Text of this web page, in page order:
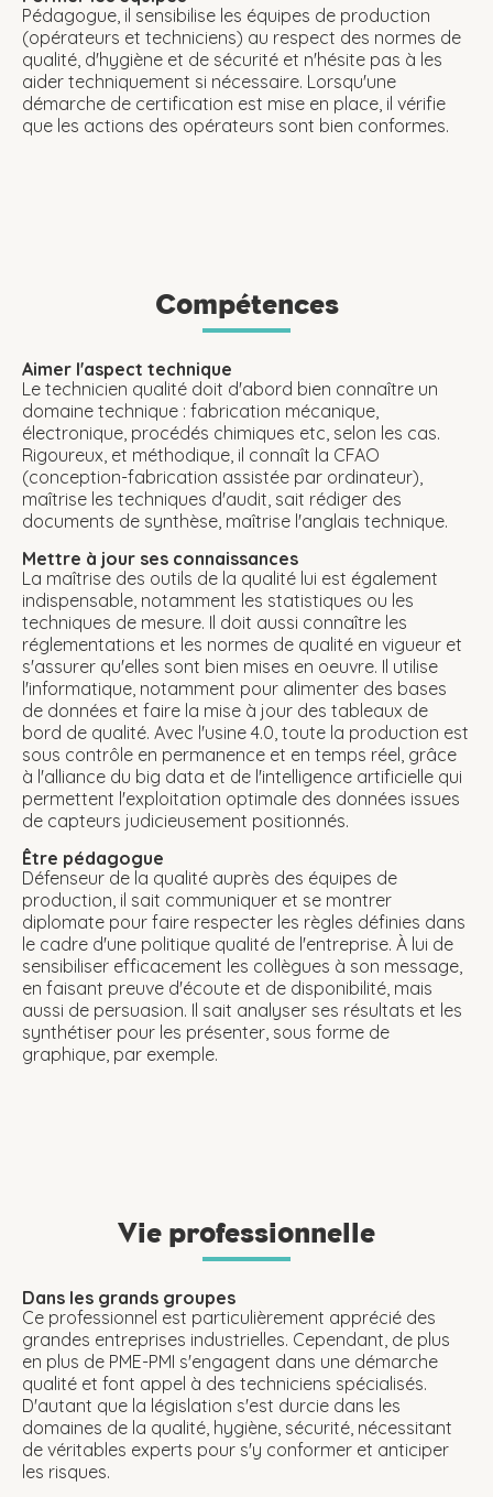
Pédagogue, il sensibilise les équipes de production
(opérateurs et techniciens) au respect des normes de
qualité, d'hygiène et de sécurité et n'hésite pas à les
aider techniquement si nécessaire. Lorsqu'une
démarche de certification est mise en place, il vérifie
que les actions des opérateurs sont bien conformes.
Compétences
Aimer l'aspect technique
Le technicien qualité doit d'abord bien connaître un
domaine technique : fabrication mécanique,
électronique, procédés chimiques etc, selon les cas.
Rigoureux, et méthodique, il connaît la CFAO
(conception-fabrication assistée par ordinateur),
maîtrise les techniques d'audit, sait rédiger des
documents de synthèse, maîtrise l'anglais technique.
Mettre à jour ses connaissances
La maîtrise des outils de la qualité lui est également
indispensable, notamment les statistiques ou les
techniques de mesure. Il doit aussi connaître les
réglementations et les normes de qualité en vigueur et
s'assurer qu'elles sont bien mises en oeuvre. Il utilise
l'informatique, notamment pour alimenter des bases
de données et faire la mise à jour des tableaux de
bord de qualité. Avec l'usine 4.0, toute la production est
sous contrôle en permanence et en temps réel, grâce
à l'alliance du big data et de l'intelligence artificielle qui
permettent l'exploitation optimale des données issues
de capteurs judicieusement positionnés.
Être pédagogue
Défenseur de la qualité auprès des équipes de
production, il sait communiquer et se montrer
diplomate pour faire respecter les règles définies dans
le cadre d'une politique qualité de l'entreprise. À lui de
sensibiliser efficacement les collègues à son message,
en faisant preuve d'écoute et de disponibilité, mais
aussi de persuasion. Il sait analyser ses résultats et les
synthétiser pour les présenter, sous forme de
graphique, par exemple.
Vie professionnelle
Dans les grands groupes
Ce professionnel est particulièrement apprécié des
grandes entreprises industrielles. Cependant, de plus
en plus de PME-PMI s'engagent dans une démarche
qualité et font appel à des techniciens spécialisés.
D'autant que la législation s'est durcie dans les
domaines de la qualité, hygiène, sécurité, nécessitant
de véritables experts pour s'y conformer et anticiper
les risques.